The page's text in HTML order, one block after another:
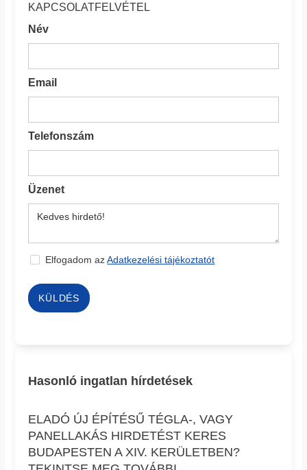
KAPCSOLATFELVÉTEL
Név
Email
Telefonszám
Üzenet
Elfogadom azAdatkezelési tájékoztatót
KÜLDÉS
Hasonló ingatlan hírdetések
ELADÓ ÚJ ÉPÍTÉSŰ TÉGLA-, VAGY
PANELLAKÁS HIRDETÉST KERES
BUDAPESTEN A XIV. KERÜLETBEN?